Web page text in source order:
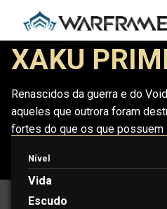
XAKU
Renascidos da guerra e do
aqueles que outrora foram
fortes do que os que possuem
Nível
Vida
Escudo